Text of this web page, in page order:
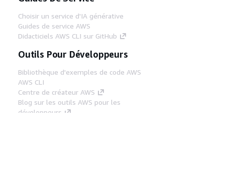
Choisir un service d'IA générative
Guides de service AWS
Didacticiels AWS CLI sur GitHub
Outils Pour Développeurs
Bibliothèque d'exemples de code AWS
AWS CLI
Centre de créateur AWS
Blog sur les outils AWS pour les
développeurs